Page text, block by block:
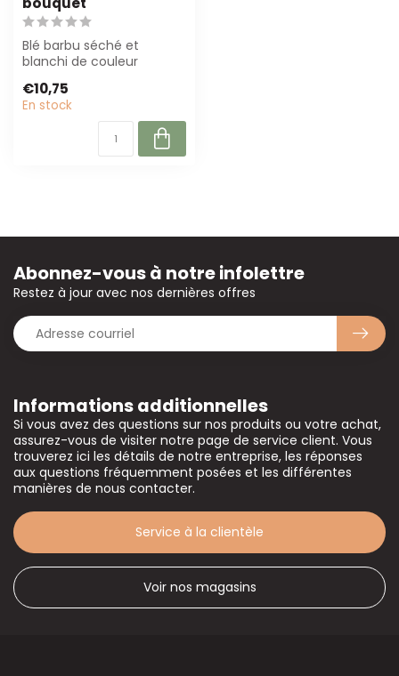
Blé barbu séché et
blanchi de couleur
les fleuristes et ...
€10,75
En stock
Informations additionnelles
Si vous avez des questions sur nos produits ou votre achat,
assurez-vous de visiter notre page de service client. Vous
trouverez ici les détails de notre entreprise, les réponses
aux questions fréquemment posées et les différentes
manières de nous contacter.
Service à la clientèle
Voir nos magasins
Abonnez-vous à notre infolettre
Restez à jour avec nos dernières offres